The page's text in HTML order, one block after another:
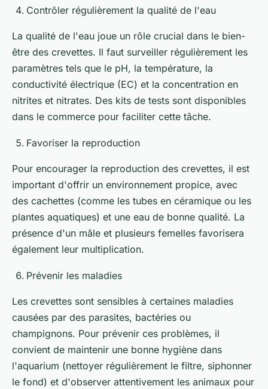
Contrôler régulièrement la qualité de l'eau
La qualité de l'eau joue un rôle crucial dans le bien-
être des crevettes. Il faut surveiller régulièrement les
paramètres tels que le pH, la température, la
conductivité électrique (EC) et la concentration en
nitrites et nitrates. Des kits de tests sont disponibles
dans le commerce pour faciliter cette tâche.
Favoriser la reproduction
Pour encourager la reproduction des crevettes, il est
important d'offrir un environnement propice, avec
des cachettes (comme les tubes en céramique ou les
plantes aquatiques) et une eau de bonne qualité. La
présence d'un mâle et plusieurs femelles favorisera
également leur multiplication.
Prévenir les maladies
Les crevettes sont sensibles à certaines maladies
causées par des parasites, bactéries ou
champignons. Pour prévenir ces problèmes, il
convient de maintenir une bonne hygiène dans
l'aquarium (nettoyer régulièrement le filtre, siphonner
le fond) et d'observer attentivement les animaux pour